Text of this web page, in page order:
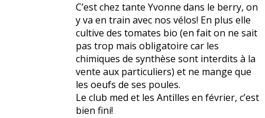
C’est chez tante Yvonne dans le berry, on
y va en train avec nos vélos! En plus elle
cultive des tomates bio (en fait on ne sait
pas trop mais obligatoire car les
chimiques de synthèse sont interdits à la
vente aux particuliers) et ne mange que
les oeufs de ses poules.
Le club med et les Antilles en février, c’est
bien fini!